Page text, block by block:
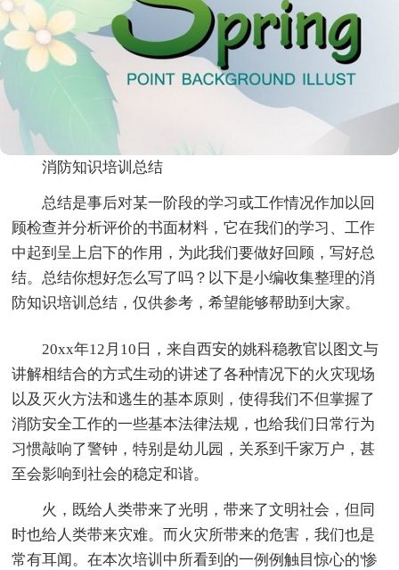
消防知识培训总结
总结是事后对某一阶段的学习或工作情况作加以回
顾检查并分析评价的书面材料，它在我们的学习、工作
中起到呈上启下的作用，为此我们要做好回顾，写好总
结。总结你想好怎么写了吗？以下是小编收集整理的消
防知识培训总结，仅供参考，希望能够帮助到大家。
20xx年12月10日，来自西安的姚科稳教官以图文与
讲解相结合的方式生动的讲述了各种情况下的火灾现场
以及灭火方法和逃生的基本原则，使得我们不但掌握了
消防安全工作的一些基本法律法规，也给我们日常行为
习惯敲响了警钟，特别是幼儿园，关系到千家万户，甚
至会影响到社会的稳定和谐。
火，既给人类带来了光明，带来了文明社会，但同
时也给人类带来灾难。而火灾所带来的危害，我们也是
常有耳闻。在本次培训中所看到的一例例触目惊心的'惨